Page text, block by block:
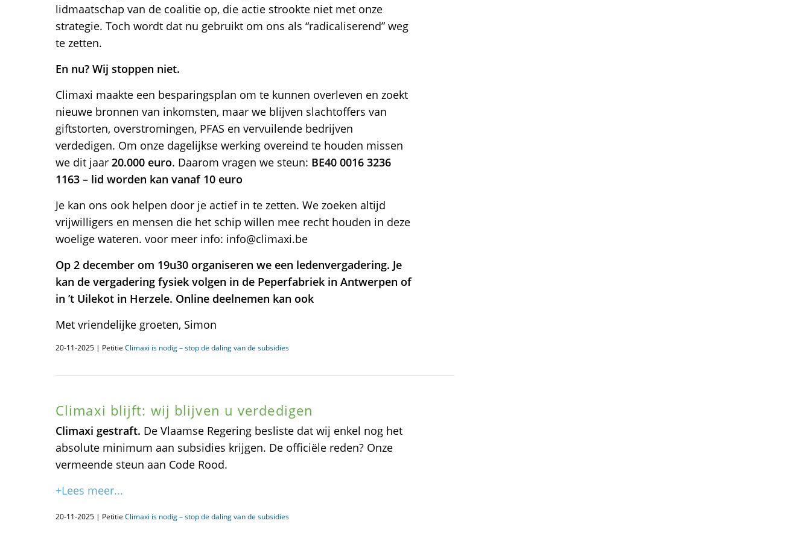
lidmaatschap van de coalitie op, die actie strookte niet met onze
strategie. Toch wordt dat nu gebruikt om ons als “radicaliserend” weg
te zetten.
En nu? Wij stoppen niet.
Climaxi maakte een besparingsplan om te kunnen overleven en zoekt
nieuwe bronnen van inkomsten, maar we blijven slachtoffers van
giftstorten, overstromingen, PFAS en vervuilende bedrijven
verdedigen. Om onze dagelijkse werking overeind te houden missen
we dit jaar 20.000 euro. Daarom vragen we steun: BE40 0016 3236
1163 – lid worden kan vanaf 10 euro
Je kan ons ook helpen door je actief in te zetten. We zoeken altijd
vrijwilligers en mensen die het schip willen mee recht houden in deze
woelige wateren. voor meer info: info@climaxi.be
Op 2 december om 19u30 organiseren we een ledenvergadering. Je
kan de vergadering fysiek volgen in de Peperfabriek in Antwerpen of
in ’t Uilekot in Herzele. Online deelnemen kan ook
Met vriendelijke groeten, Simon
20-11-2025 | Petitie Climaxi is nodig – stop de daling van de subsidies
Climaxi blijft: wij blijven u verdedigen
Climaxi gestraft. De Vlaamse Regering besliste dat wij enkel nog het
absolute minimum aan subsidies krijgen. De officiële reden? Onze
vermeende steun aan Code Rood.
+Lees meer...
20-11-2025 | Petitie Climaxi is nodig – stop de daling van de subsidies